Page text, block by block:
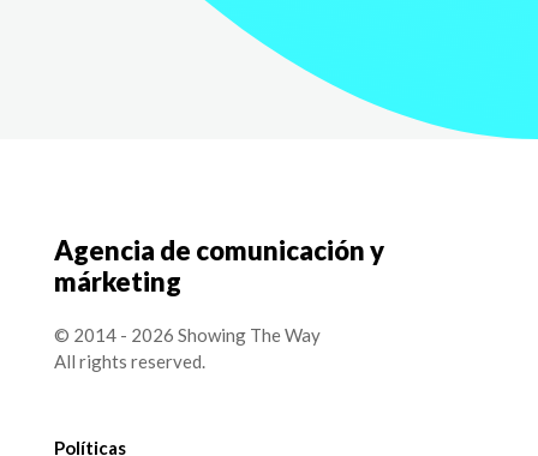
Agencia de comunicación y
márketing
© 2014 - 2026 Showing The Way
All rights reserved.
Políticas